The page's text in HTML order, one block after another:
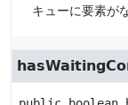
キューに要素が